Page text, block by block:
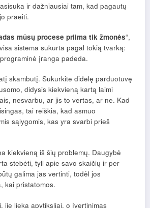
ir dažniausiai tam, kad pagautų
praeiti.
mūsų procese priima tik žmonės“,
sistema sukurta pagal tokią tvarką:
įranga padeda.
skambutį. Sukurkite didelę parduotuvę
didysis kiekvieną kartą laimi
nesvarbu, ar jis to vertas, ar ne. Kad
tai reiškia, kad asmuo
sąlygomis, kas yra svarbi prieš
kiekvieną iš šių problemų. Daugybė
stebėti, tyli apie savo skaičių ir per
galima jas vertinti, todėl jos
kai pristatomos.
jie lieka apytiksliai, o įvertinimas